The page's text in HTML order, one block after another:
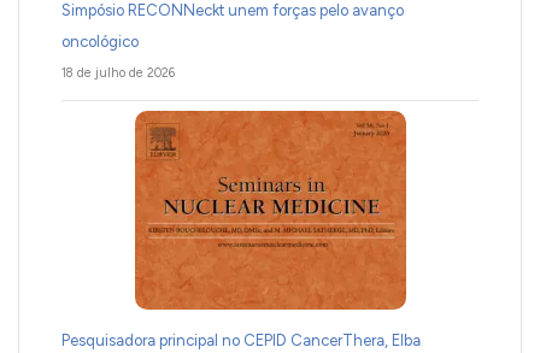
Simpósio RECONNeckt unem forças pelo avanço
oncológico
18 de julho de 2026
Pesquisadora principal no CEPID CancerThera, Elba